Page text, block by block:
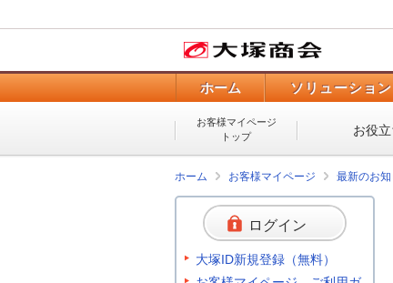
ホーム ソリューショ
お客様マイページ
トップ
お役
ホーム お客様マイページ 最新のお
ログイン
大塚ID新規登録（無料）